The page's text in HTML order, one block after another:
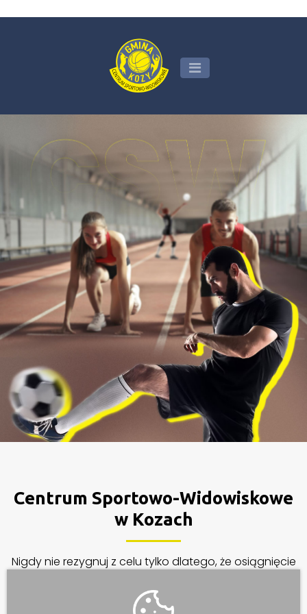
Centrum Sportowo-Widowiskowe
w Kozach
Nigdy nie rezygnuj z celu tylko dlatego, że osiągnięcie
rozpocznij